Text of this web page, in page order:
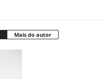
Mais do autor